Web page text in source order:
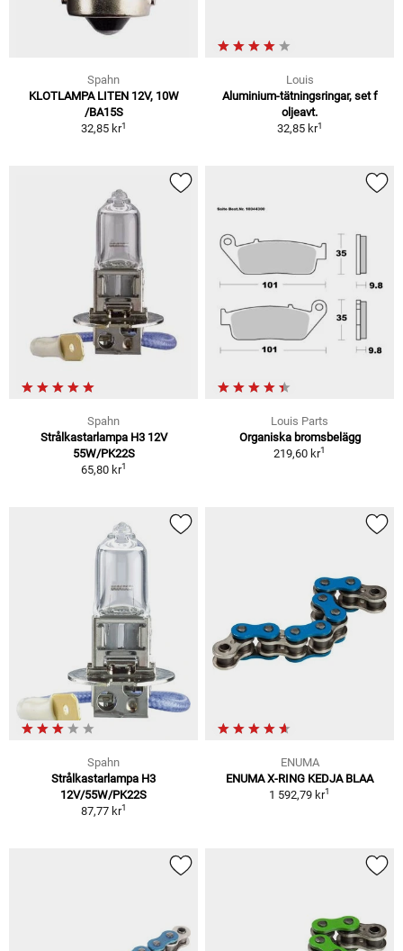
Spahn
KLOTLAMPA LITEN 12V, 10W
/BA15S
32,85 kr1
Louis
Aluminium-tätningsringar, set f
oljeavt.
32,85 kr1
Spahn
Strålkastarlampa H3 12V
55W/PK22S
65,80 kr1
Louis Parts
Organiska bromsbelägg
219,60 kr1
Spahn
Strålkastarlampa H3
12V/55W/PK22S
87,77 kr1
ENUMA
ENUMA X-RING KEDJA BLAA
1 592,79 kr1